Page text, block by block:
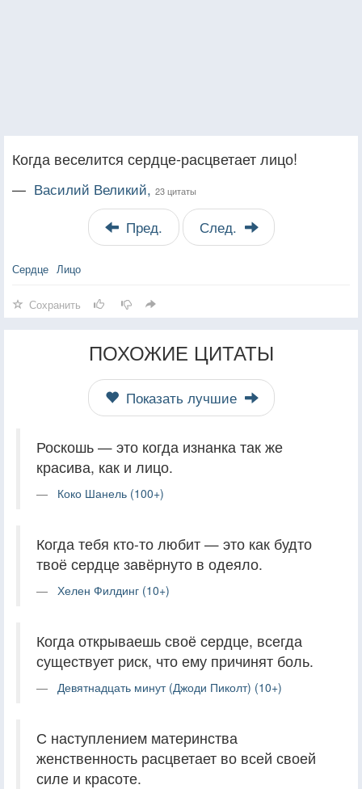
Когда веселится сердце-расцветает лицо!
— Василий Великий, 23 цитаты
Пред. След.
Сердце Лицо
Сохранить
ПОХОЖИЕ ЦИТАТЫ
Показать лучшие
Роскошь — это когда изнанка так же
красива, как и лицо.
Коко Шанель (100+)
Когда тебя кто-то любит — это как будто
твоё сердце завёрнуто в одеяло.
Хелен Филдинг (10+)
Когда открываешь своё сердце, всегда
существует риск, что ему причинят боль.
Девятнадцать минут (Джоди Пиколт) (10+)
С наступлением материнства
женственность расцветает во всей своей
силе и красоте.